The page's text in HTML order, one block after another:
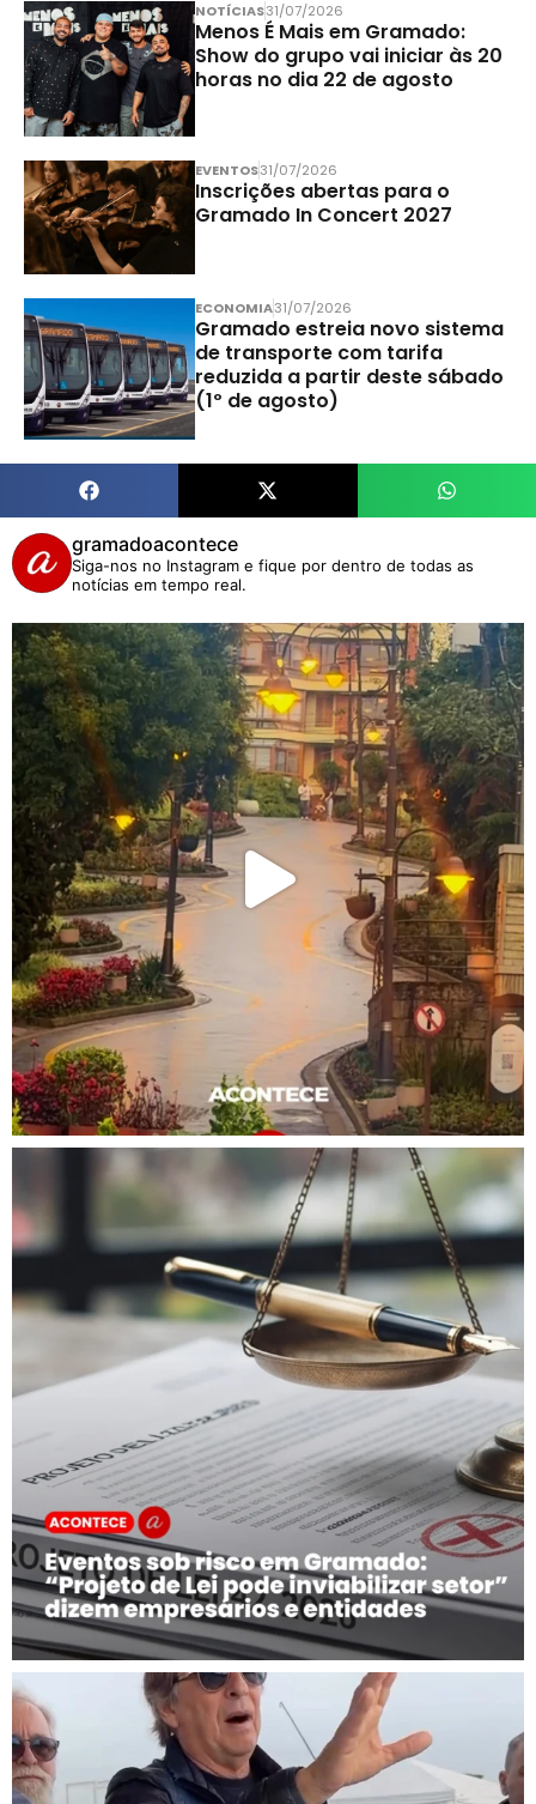
NOTÍCIAS31/07/2026
Menos É Mais em Gramado:
Show do grupo vai iniciar às 20
horas no dia 22 de agosto
EVENTOS31/07/2026
Inscrições abertas para o
Gramado In Concert 2027
ECONOMIA31/07/2026
Gramado estreia novo sistema
de transporte com tarifa
reduzida a partir deste sábado
(1º de agosto)
gramadoacontece
Siga-nos no Instagram e fique por dentro de todas as
notícias em tempo real.